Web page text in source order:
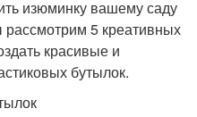
изюминку вашему саду
рассмотрим 5 креативных
красивые и
бутылок.